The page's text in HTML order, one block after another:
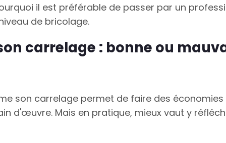
il est préférable de passer par un
de bricolage.
carrelage : bonne ou
son carrelage permet de faire des économies
d'œuvre. Mais en pratique, mieux vaut y